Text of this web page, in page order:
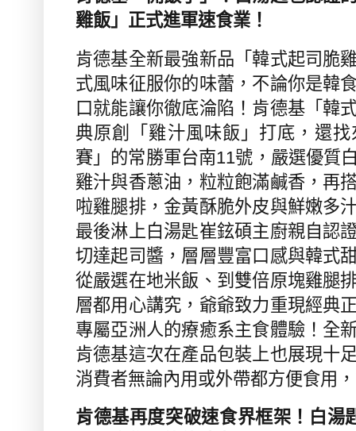
雞飯」正式進軍速食業！
肯德基全新最強新品「韓式起司脆
式風味征服你的味蕾，不論你是韓
口就能讓你徹底淪陷！肯德基「韓
典原創「雞汁風味飯」打底，還
賽」的常勝軍台南11號，嚴選優質
雞汁與香蔥油，粒粒飽滿鹹香，再
啦雞腿排，金黃酥脆外皮與鮮嫩多
最後淋上白湯匙崔鉉碩主廚親自認
切達起司醬，層層豐富口感與韓式
從嚴選在地米飯、到雙倍原塊雞腿
層都用心講究，爺爺致力重現經典
專屬亞洲人的療癒系主食體驗！全
肯德基這次在產品包裝上也展現十
消費者無論內用或外帶都方便食用
肯德基再度突破速食界框架！白湯